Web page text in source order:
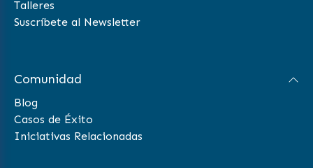
Talleres
Suscríbete al Newsletter
Comunidad
Blog
Casos de Éxito
Iniciativas Relacionadas